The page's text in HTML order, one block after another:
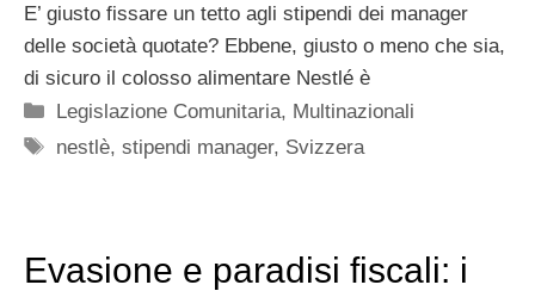
E’ giusto fissare un tetto agli stipendi dei manager
delle società quotate? Ebbene, giusto o meno che sia,
di sicuro il colosso alimentare Nestlé è
Categorie
Legislazione Comunitaria, Multinazionali
Tag
nestlè,stipendi manager, Svizzera
Evasione e paradisi fiscali: i